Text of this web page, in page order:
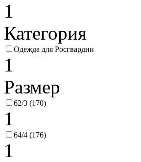
1
Категория
Одежда для Росгвардии
1
Размер
62/3 (170)
1
64/4 (176)
1